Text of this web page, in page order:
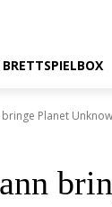
BRETTSPIELBOX
Planet